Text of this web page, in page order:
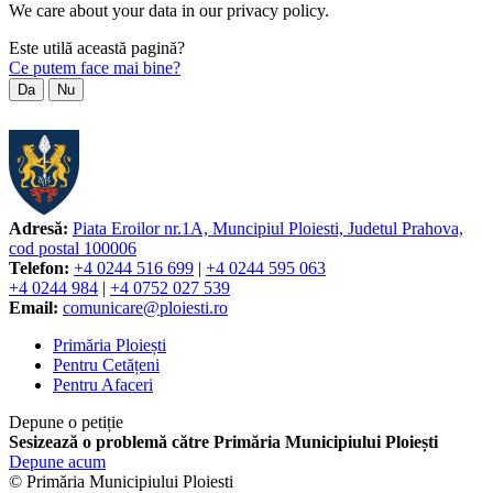
We care about your data in our privacy policy.
Este utilă această pagină?
Ce putem face mai bine?
Da Nu
Adresă: Piata Eroilor nr.1A, Muncipiul Ploiesti, Judetul Prahova,
cod postal 100006
Telefon: +4 0244 516 699
+4 0244 595 063
+4 0244 984
+4 0752 027 539
Email: comunicare@ploiesti.ro
Primăria Ploiești
Pentru Cetățeni
Pentru Afaceri
Depune o petiție
Sesizează o problemă către Primăria Municipiului Ploiești
Depune acum
© Primăria Municipiului Ploiesti